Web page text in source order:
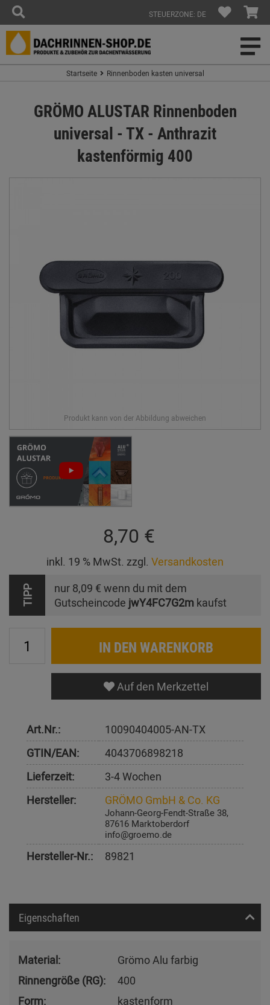
STEUERZONE: DE
Startseite Rinnenboden kasten universal
GRÖMO ALUSTAR Rinnenboden
universal - TX - Anthrazit
kastenförmig 400
8,70 €
inkl. 19 % MwSt. zzgl. Versandkosten
TIPP nur 8,09 € wenn du mit dem
Gutscheincode jwY4FC7G2m kaufst
IN DEN WARENKORB
Auf den Merkzettel
Art.Nr.:
10090404005-AN-TX
GTIN/EAN:
4043706898218
Lieferzeit:
3-4 Wochen
Hersteller:
GRÖMO GmbH & Co. KG
Johann-Georg-Fendt-Straße 38,
87616 Marktoberdorf
info@groemo.de
Hersteller-Nr.: 89821
Eigenschaften
Material:
Grömo Alu farbig
Rinnengröße (RG):
400
Form:
kastenform